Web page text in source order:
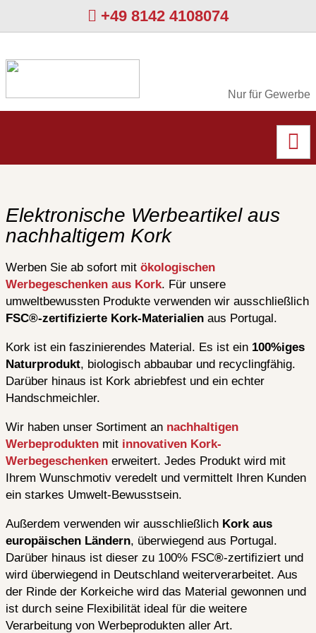
+49 8142 4108074
Nur für Gewerbe
Elektronische Werbeartikel aus
nachhaltigem Kork
Werben Sie ab sofort mit ökologischen
Werbegeschenken aus Kork. Für unsere
umweltbewussten Produkte verwenden wir ausschließlich
FSC®-zertifizierte Kork-Materialien aus Portugal.
Kork ist ein faszinierendes Material. Es ist ein 100%iges
Naturprodukt, biologisch abbaubar und recyclingfähig.
Darüber hinaus ist Kork abriebfest und ein echter
Handschmeichler.
Wir haben unser Sortiment an nachhaltigen
Werbeprodukten mit innovativen Kork-
Werbegeschenken erweitert. Jedes Produkt wird mit
Ihrem Wunschmotiv veredelt und vermittelt Ihren Kunden
ein starkes Umwelt-Bewusstsein.
Außerdem verwenden wir ausschließlich Kork aus
europäischen Ländern, überwiegend aus Portugal.
Darüber hinaus ist dieser zu 100% FSC®-zertifiziert und
wird überwiegend in Deutschland weiterverarbeitet. Aus
der Rinde der Korkeiche wird das Material gewonnen und
ist durch seine Flexibilität ideal für die weitere
Verarbeitung von Werbeprodukten aller Art.